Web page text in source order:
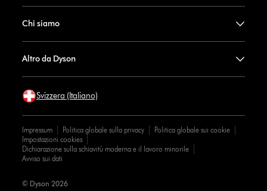
Chi siamo
Altro da Dyson
Svizzera (Italiano)
Impressum Politica globale sulla privacy
Politica globale sui cookie
Impostazioni cookies
Dichiarazione sulla schiavitù moderna e il lavoro minorile
Avviso sui dati
© Dyson 2026